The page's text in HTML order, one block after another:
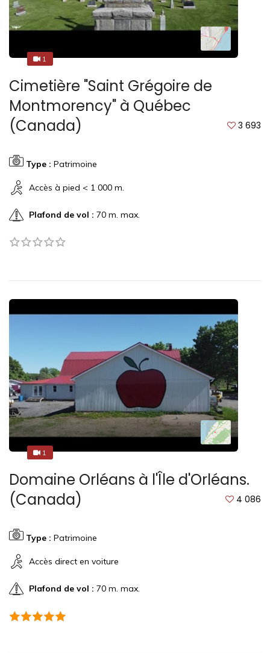
41
Cimetière "Saint Grégoire de
Montmorency" à Québec
(Canada)
3 693
Type : Patrimoine
Accès à pied < 1 000 m.
Plafond de vol : 70 m. max.
5
1
Domaine Orléans à l'Île d'Orléans.
(Canada)
4 086
Type : Patrimoine
Accès direct en voiture
Plafond de vol : 70 m. max.